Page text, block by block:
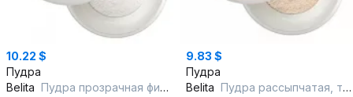
10.22 $
Пудра
Belita Пудра прозрачная фиксирующая, "Beauty Skin, страна происх.- Китай
9.83 $
Пудра
Belita Пудра рассыпчатая, тон 01 light, "Beauty Skin", страна происх.- Китай